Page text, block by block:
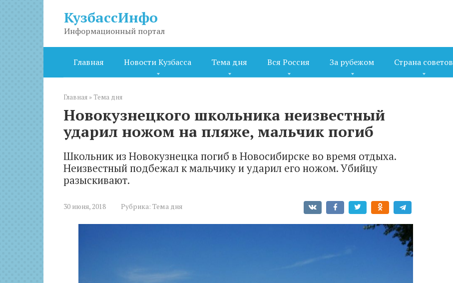
КузбассИнфо
Информационный портал
Главная Новости Кузбасса Тема дня Вся Россия За рубежом Страна советов
Главная » Тема дня
Новокузнецкого школьника неизвестный
ударил ножом на пляже, мальчик погиб
Школьник из Новокузнецка погиб в Новосибирске во время отдыха.
Неизвестный подбежал к мальчику и ударил его ножом. Убийцу
разыскивают.
30 июня, 2018 Рубрика: Тема дня